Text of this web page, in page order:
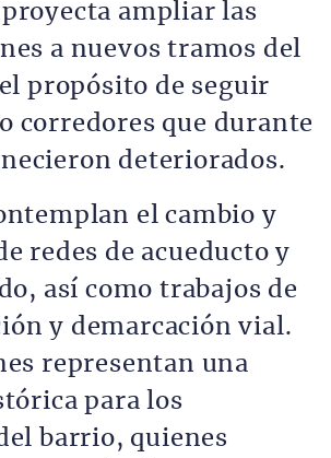
proyecta ampliar las
a nuevos tramos del
propósito de seguir
corredores que durante
deteriorados.
el cambio y
redes de acueducto y
así como trabajos de
y demarcación vial.
representan una
para los
barrio, quienes